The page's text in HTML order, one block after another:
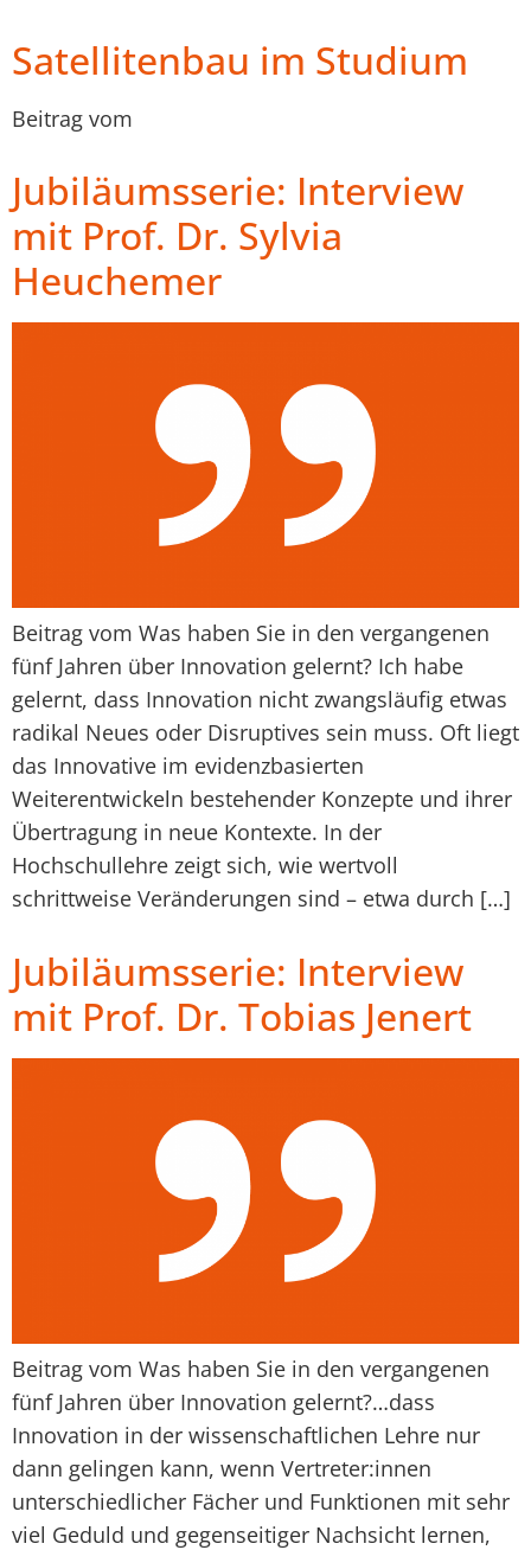
Satellitenbau im Studium
Beitrag vom
Jubiläumsserie: Interview
mit Prof. Dr. Sylvia
Heuchemer
Beitrag vom Was haben Sie in den vergangenen
fünf Jahren über Innovation gelernt? Ich habe
gelernt, dass Innovation nicht zwangsläufig etwas
radikal Neues oder Disruptives sein muss. Oft liegt
das Innovative im evidenzbasierten
Weiterentwickeln bestehender Konzepte und ihrer
Übertragung in neue Kontexte. In der
Hochschullehre zeigt sich, wie wertvoll
schrittweise Veränderungen sind – etwa durch […]
Jubiläumsserie: Interview
mit Prof. Dr. Tobias Jenert
Beitrag vom Was haben Sie in den vergangenen
fünf Jahren über Innovation gelernt?…dass
Innovation in der wissenschaftlichen Lehre nur
dann gelingen kann, wenn Vertreter:innen
unterschiedlicher Fächer und Funktionen mit sehr
viel Geduld und gegenseitiger Nachsicht lernen,